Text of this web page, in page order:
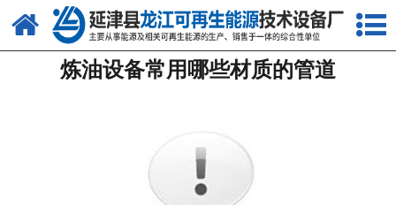
网站首页
关于我们
炼油设备常用哪些材质的管道